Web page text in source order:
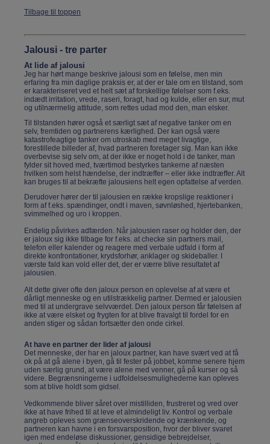
Tilbage til toppen
Jalousi - tre parter
At lide af jalousi
Jeg har hørt mange beskrive jalousi som en følelse, men min
erfaring fra min daglige praksis er, at der er tale om en tilstand, som
er karakteriseret ved et helt sæt af forskellige følelser som f.eks.
indædt irritation, vrede, raseri, foragt, had og kulde, eller en sur, mut
og utilnærmelig attitude, som rettes udad mod den, man elsker.
Til tilstanden hører også et særligt sæt af negative tanker om en
selv, fremtiden og partnerens kærlighed. Der kan også være
katastrofeagtige tanker om utroskab med meget livagtige,
forestillede billeder af, hvad partneren foretager sig. Man kan ikke
overbevise sig selv om, at der ikke er noget hold i de tanker, man
fylder sit hoved med, tværtimod bestyrkes tankerne af næsten
hvilken som helst hændelse, der indtræffer – eller ikke indtræffer. Alt
kan bruges til at bekræfte jalousiens helt egen opfattelse af verden.
Derudover hører der til jalousien en række kropslige reaktioner i
form af f.eks. spændinger, ondt i maven, søvnløshed, hjertebanken,
svimmelhed og uro i kroppen.
Endelig påvirkes adfærden. Når jalousien raser og holder den, der
er jaloux sig ikke tilbage for f.eks. at checke sin partners mail,
telefon eller kalender og reagere med verbale udfald i form af
direkte konfrontationer, krydsforhør, anklager og skideballer. I
værste fald kan vold eller det, der er værre blive resultatet af
jalousien.
Alt dette giver ofte den jaloux person en oplevelse af at være et
dårligt menneske og en utilstrækkelig partner. Dermed er jalousien
med til at undergrave selvværdet. Den jaloux person får følelsen af
ikke at være elsket og frygten for at blive fravalgt til fordel for en
anden stiger og sådan fortsætter den onde cirkel.
At have en partner der lider af jalousi
Det menneske, der har en jaloux partner, kan have svært ved at få
ok på at gå alene i byen, gå til fester på jobbet, komme senere hjem
uden særlig grund, at være alene med venner, gå på kurser og så
videre. Begrænsningerne i udfoldelsesmulighederne kan opleves
som at blive holdt som gidsel.
Vedkommende bliver såret over mistilliden, frustreret og vred over
ikke at have frihed til at leve et almindeligt liv. Kontrol og verbale
angreb opleves som grænseoverskridende og krænkende, og
partneren kan havne i en forsvarsposition, hvor der bliver svaret
igen med endeløse diskussioner, gensidige bebrejdelser,